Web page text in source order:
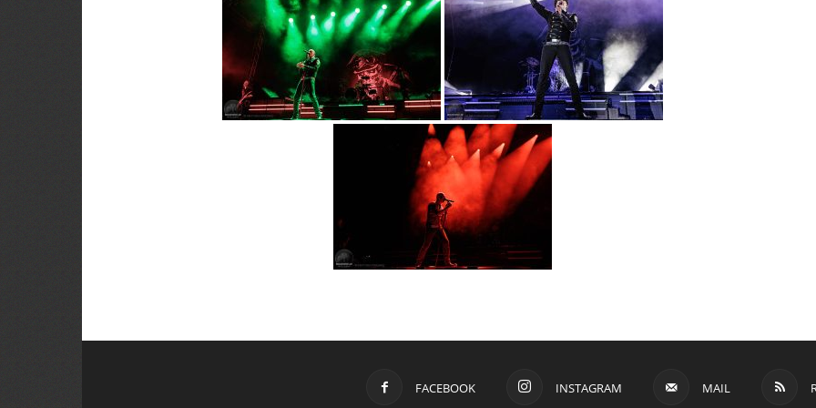
FACEBOOK INSTAGRAM MAIL